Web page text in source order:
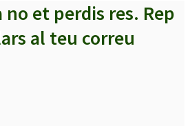
no et perdis res. Rep
al teu correu